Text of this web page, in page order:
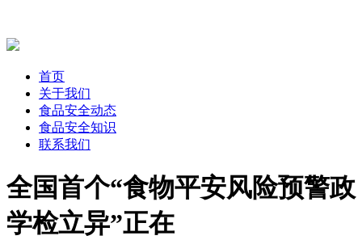
首页
关于我们
食品安全动态
食品安全知识
联系我们
全国首个“食物平安风险预警政
学检立异”正在